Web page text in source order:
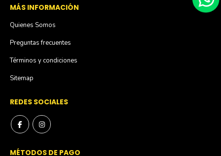
MÁS INFORMACIÓN
Quienes Somos
Preguntas frecuentes
Términos y condiciones
Sitemap
REDES SOCIALES
MÉTODOS DE PAGO